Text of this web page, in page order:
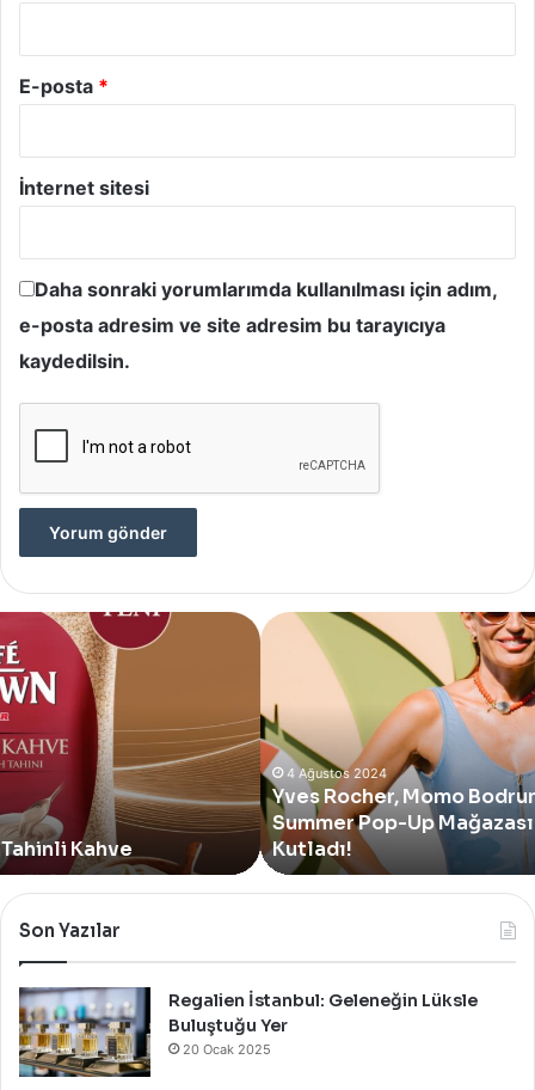
E-posta *
İnternet sitesi
Daha sonraki yorumlarımda kullanılması için adım,
e-posta adresim ve site adresim bu tarayıcıya
kaydedilsin.
Rocher,
Momo
Bodrum’da
Yer
Alan
Yeni
Summer
Pop-
Up
Mağazasını
Özel
Bir
Kutladı!
4 Ağustos 2024
Yves Rocher, Momo Bodrum’da Yer Alan Yeni
Summer Pop-Up Mağazasını Özel Bir Davet İle
Kutladı!
Son Yazılar
Regalien İstanbul: Geleneğin Lüksle
Buluştuğu Yer
20 Ocak 2025